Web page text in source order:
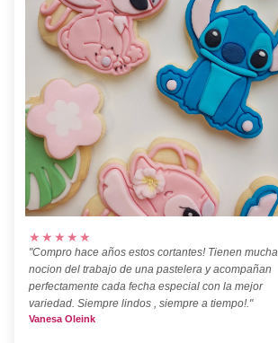
★★★★★
"Compro hace años estos cortantes! Tienen mucha
nocion del trabajo de una pastelera y acompañan
perfectamente cada fecha especial con la mejor
variedad. Siempre lindos , siempre a tiempo!."
Vanesa Oleink